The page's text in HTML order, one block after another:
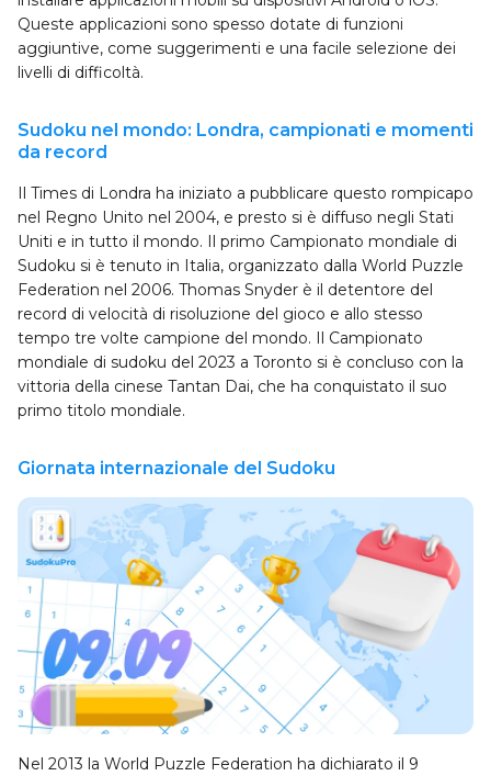
Queste applicazioni sono spesso dotate di funzioni
aggiuntive, come suggerimenti e una facile selezione dei
livelli di difficoltà.
Sudoku nel mondo: Londra, campionati e momenti
da record
Il Times di Londra ha iniziato a pubblicare questo rompicapo
nel Regno Unito nel 2004, e presto si è diffuso negli Stati
Uniti e in tutto il mondo. Il primo Campionato mondiale di
Sudoku si è tenuto in Italia, organizzato dalla World Puzzle
Federation nel 2006. Thomas Snyder è il detentore del
record di velocità di risoluzione del gioco e allo stesso
tempo tre volte campione del mondo. Il Campionato
mondiale di sudoku del 2023 a Toronto si è concluso con la
vittoria della cinese Tantan Dai, che ha conquistato il suo
primo titolo mondiale.
Giornata internazionale del Sudoku
Nel 2013 la World Puzzle Federation ha dichiarato il 9